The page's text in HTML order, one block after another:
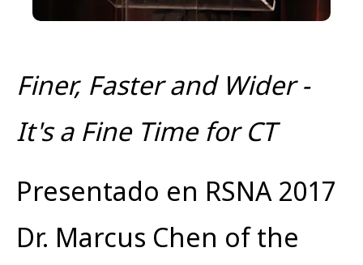
Finer, Faster and Wider -
It's a Fine Time for CT
Presentado en RSNA 2017
Dr. Marcus Chen of the